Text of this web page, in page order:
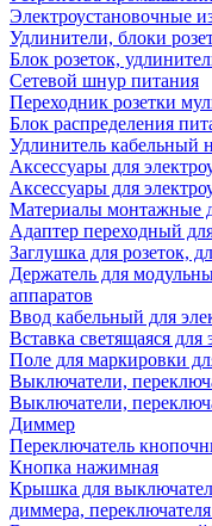
Электроустановочные
Удлинители, блоки
Блок розеток,
Сетевой шнур питания
Переходник розетки
Блок распределения
Удлинитель кабельный
Аксессуары для
Аксессуары для
Материалы монтажные
Адаптер переходный
Заглушка для розеток,
Держатель для
аппаратов
Ввод кабельный для
Вставка светящаяся для
Поле для маркировки
Выключатели,
Выключатели,
Диммер
Переключатель
Кнопка нажимная
Крышка для
диммера,